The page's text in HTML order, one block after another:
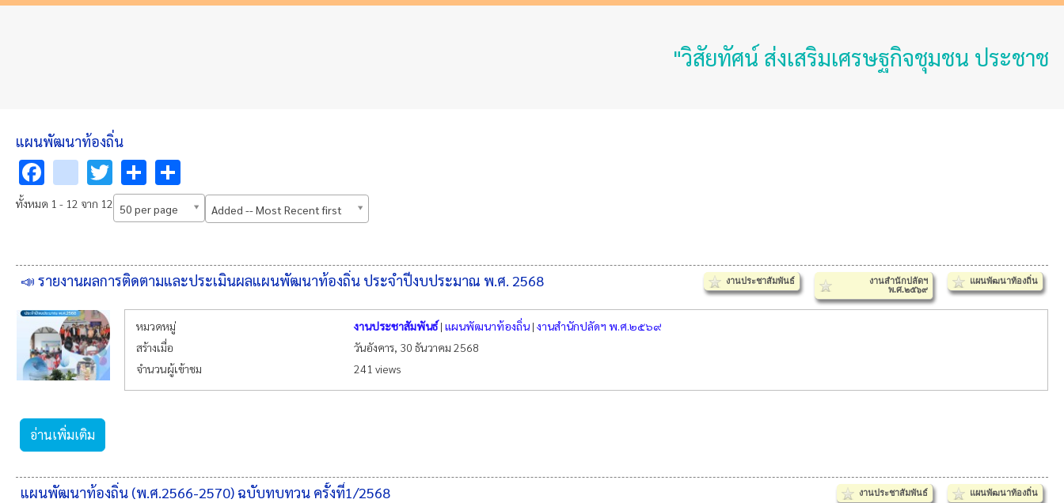
"วิสัยทัศน์ ส่งเสริมเศรษฐกิจชุมชน ประชาชนมั่นค
แผนพัฒนาท้องถิ่น
Facebook
youtube
Twitter
Share
ทั้งหมด 1 - 12 จาก 12 50 per page Added -- Most Recent first
📣 รายงานผลการติดตามและประเมินผลแผนพัฒนาท้องถิ่น ประจำปีงบประมาณ พ.ศ. 2568 แผนพัฒนาท้องถิ่น
งานสำนักปลัดฯ
พ.ศ.๒๕๖๙
งานประชาสัมพันธ์
หมวดหมู่ งานประชาสัมพันธ์| แผนพัฒนาท้องถิ่น | งานสำนักปลัดฯ พ.ศ.๒๕๖๙
สร้างเมื่อ
วันอังคาร, 30 ธันวาคม 2568
จำนวนผู้เข้าชม
241 views
อ่านเพิ่มเติม
แผนพัฒนาท้องถิ่น (พ.ศ.2566-2570) ฉบับทบทวน ครั้งที่1/2568 แผนพัฒนาท้องถิ่น
งานประชาสัมพันธ์